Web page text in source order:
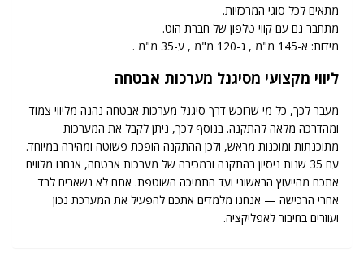
מתאים לכל סוגי המרכזיות.
מתחבר גם עם קווי טלפון של חברת הוט.
מידות: א-145 מ"מ , ג-120 מ"מ , ע-35 מ"מ .
ליווי מקצועי מסיגנל מערכות אבטחה
מעבר לכך, כל מי שרוכש דרך סיגנל מערכות אבטחה נהנה מליווי צמוד
ומהדרכה מלאה להתקנה. בנוסף לכך, ניתן לקבל את המערכות
מתוכנתות ומוכנות מראש, ולכן ההתקנה הופכת פשוטה ומהירה במיוחד.
עם 35 שנות ניסיון בהתקנה ובמכירה של מערכות אבטחה, אנחנו מלווים
אתכם מהייעוץ הראשוני ועד התמיכה השוטפת. אתם לא נשארים לבד
אחרי הרכישה — אנחנו מלמדים אתכם להפעיל את המערכת נכון
ועוזרים בחיבור לאפליקציה.